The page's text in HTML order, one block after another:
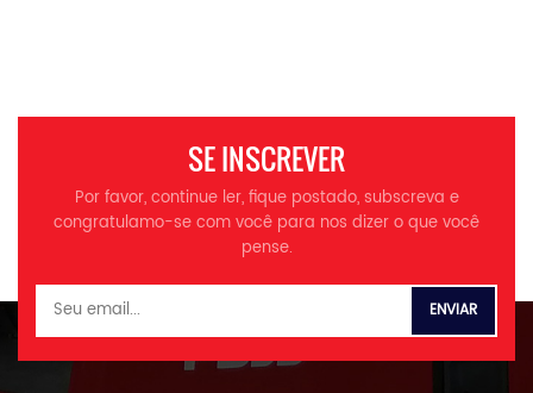
SE INSCREVER
Por favor, continue ler, fique postado, subscreva e
congratulamo-se com você para nos dizer o que você
pense.